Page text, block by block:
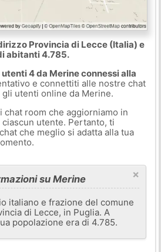
Provincia di Lecce (Italia) e
abitanti 4.785.
4 da Merine connessi alla
e connettiti alle nostre chat
utenti online da Merine.
chat room che aggiorniamo in
utente. Pertanto, ti
che meglio si adatta alla tua
×
su Merine
italiano e frazione del comune
di Lecce, in Puglia. A
popolazione era di 4.785.